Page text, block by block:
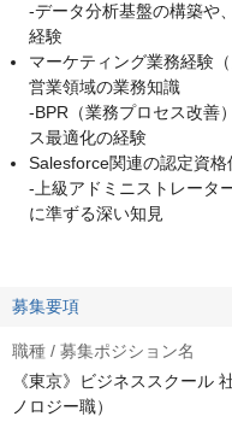
-データ分析基盤の構築や
経験
マーケティング業務経験
営業領域の業務知識
-BPR（業務プロセス改善
ス最適化の経験
Salesforce関連の認定資格
-上級アドミニストレータ
に準ずる深い知見
募集要項
職種 / 募集ポジション名
《東京》ビジネススクール
ノロジー職）